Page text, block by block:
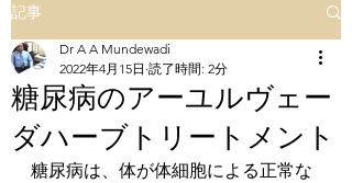
記事
糖尿病のアーユルヴェー
ダハーブトリートメント
Dr A A Mundewadi
2022年4月15日 読了時間: 2分
糖尿病は、体が体細胞による正常な